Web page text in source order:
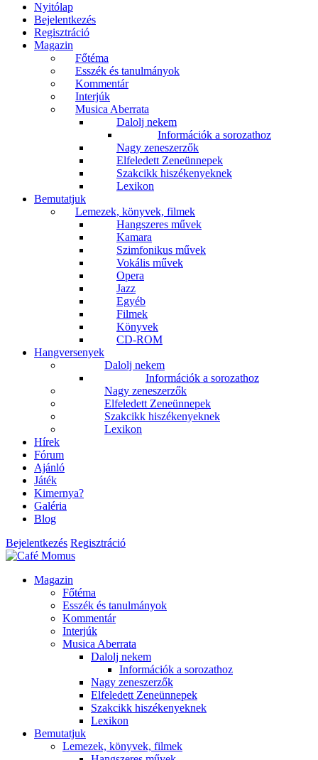
Nyitólap
Bejelentkezés
Regisztráció
Magazin
Főtéma
Esszék és tanulmányok
Kommentár
Interjúk
Musica Aberrata
Dalolj nekem
Információk a sorozathoz
Nagy zeneszerzők
Elfeledett Zeneünnepek
Szakcikk hiszékenyeknek
Lexikon
Bemutatjuk
Lemezek, könyvek, filmek
Hangszeres művek
Kamara
Szimfonikus művek
Vokális művek
Opera
Jazz
Egyéb
Filmek
Könyvek
CD-ROM
Hangversenyek
Dalolj nekem
Információk a sorozathoz
Nagy zeneszerzők
Elfeledett Zeneünnepek
Szakcikk hiszékenyeknek
Lexikon
Hírek
Fórum
Ajánló
Játék
Kimernya?
Galéria
Blog
Bejelentkezés Regisztráció
Magazin
Főtéma
Esszék és tanulmányok
Kommentár
Interjúk
Musica Aberrata
Dalolj nekem
Információk a sorozathoz
Nagy zeneszerzők
Elfeledett Zeneünnepek
Szakcikk hiszékenyeknek
Lexikon
Bemutatjuk
Lemezek, könyvek, filmek